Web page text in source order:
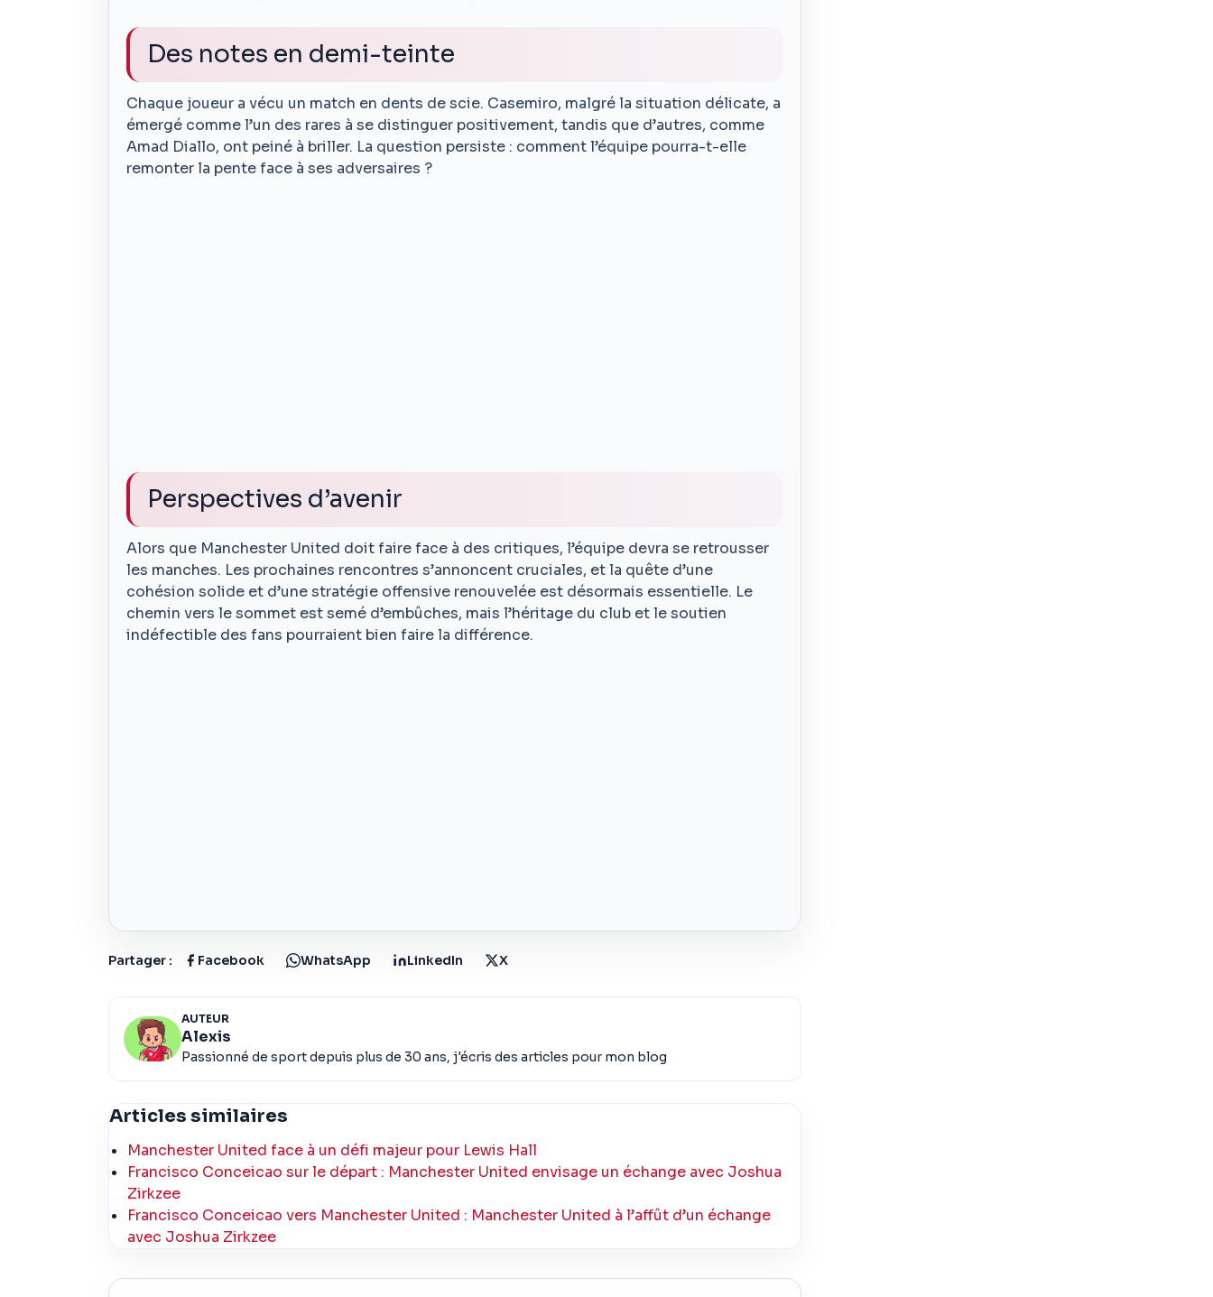
Des notes en demi-teinte
Chaque joueur a vécu un match en dents de scie. Casemiro, malgré la situation délicate, a
émergé comme l’un des rares à se distinguer positivement, tandis que d’autres, comme
Amad Diallo, ont peiné à briller. La question persiste : comment l’équipe pourra-t-elle
remonter la pente face à ses adversaires ?
Perspectives d’avenir
Alors que Manchester United doit faire face à des critiques, l’équipe devra se retrousser
les manches. Les prochaines rencontres s’annoncent cruciales, et la quête d’une
cohésion solide et d’une stratégie offensive renouvelée est désormais essentielle. Le
chemin vers le sommet est semé d’embûches, mais l’héritage du club et le soutien
indéfectible des fans pourraient bien faire la différence.
Partager : Facebook WhatsApp LinkedIn X
AUTEUR
Alexis
Passionné de sport depuis plus de 30 ans, j'écris des articles pour mon blog
Articles similaires
Manchester United face à un défi majeur pour Lewis Hall
Francisco Conceicao sur le départ : Manchester United envisage un échange avec Joshua
Zirkzee
Francisco Conceicao vers Manchester United : Manchester United à l’affût d’un échange
avec Joshua Zirkzee